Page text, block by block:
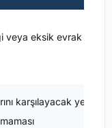
veya eksik evrak
karşılayacak yeterli